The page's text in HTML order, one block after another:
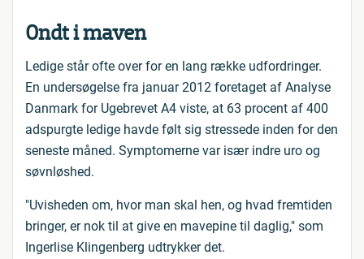
Ondt i maven
Ledige står ofte over for en lang række udfordringer.
En undersøgelse fra januar 2012 foretaget af Analyse
Danmark for Ugebrevet A4 viste, at 63 procent af 400
adspurgte ledige havde følt sig stressede inden for den
seneste måned. Symptomerne var især indre uro og
søvnløshed.
"Uvisheden om, hvor man skal hen, og hvad fremtiden
bringer, er nok til at give en mavepine til daglig," som
Ingerlise Klingenberg udtrykker det.